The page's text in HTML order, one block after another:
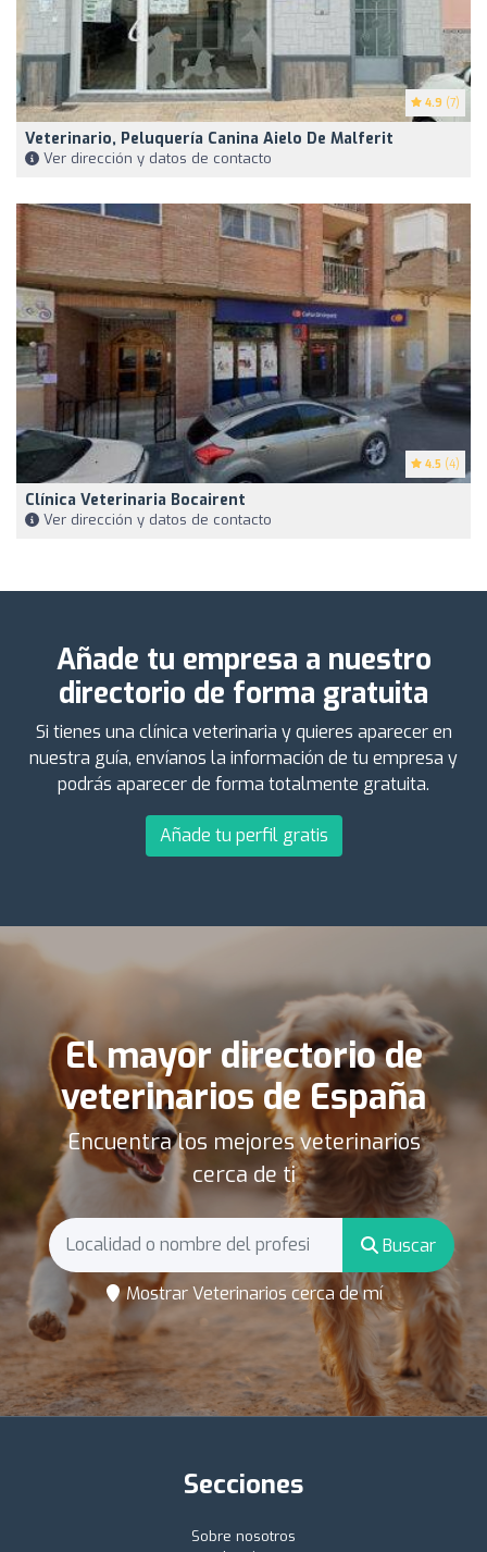
4.9 (7)
Veterinario, Peluquería Canina Aielo De Malferit
Ver dirección y datos de contacto
4.5 (4)
Clínica Veterinaria Bocairent
Ver dirección y datos de contacto
Añade tu empresa a nuestro
directorio de forma gratuita
Si tienes una clínica veterinaria y quieres aparecer en
nuestra guía, envíanos la información de tu empresa y
podrás aparecer de forma totalmente gratuita.
Añade tu perfil gratis
El mayor directorio de
veterinarios de España
Encuentra los mejores veterinarios
cerca de ti
Buscar
Mostrar Veterinarios cerca de mí
Secciones
Sobre nosotros